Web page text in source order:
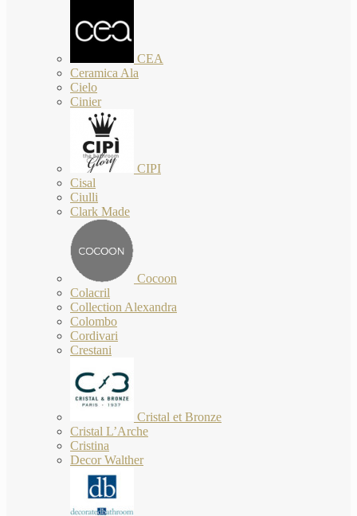
CEA
Ceramica Ala
Cielo
Cinier
CIPI
Cisal
Ciulli
Clark Made
Cocoon
Colacril
Collection Alexandra
Colombo
Cordivari
Crestani
Cristal et Bronze
Cristal L’Arche
Cristina
Decor Walther